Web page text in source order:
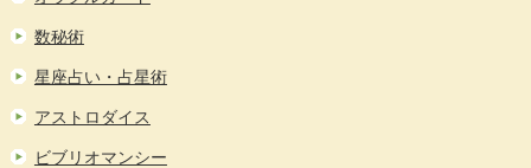
数秘術
星座占い・占星術
アストロダイス
ビブリオマンシー